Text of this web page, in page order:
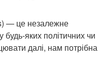
— це незалежне
яких політичних чи
далі, нам потрібна